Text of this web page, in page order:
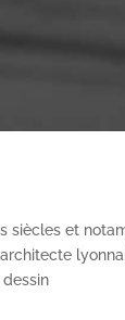
siècles et
dessin